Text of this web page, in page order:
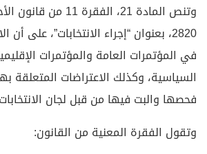
وتنص المادة 21،
2820، بعنوان “إجراء الانتخابات”، على
في المؤتمرات العامة والمؤتمرات
السياسية، وكذلك الاعتراضات المتعلقة
فحصها والبت فيها من قبل لجان
وتقول الفقرة المعنية من القانون: